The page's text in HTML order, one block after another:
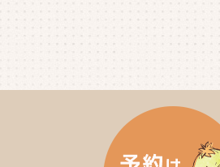
2024年10月
2024年8月
2024年4月
(4)
(5)
2024年2月